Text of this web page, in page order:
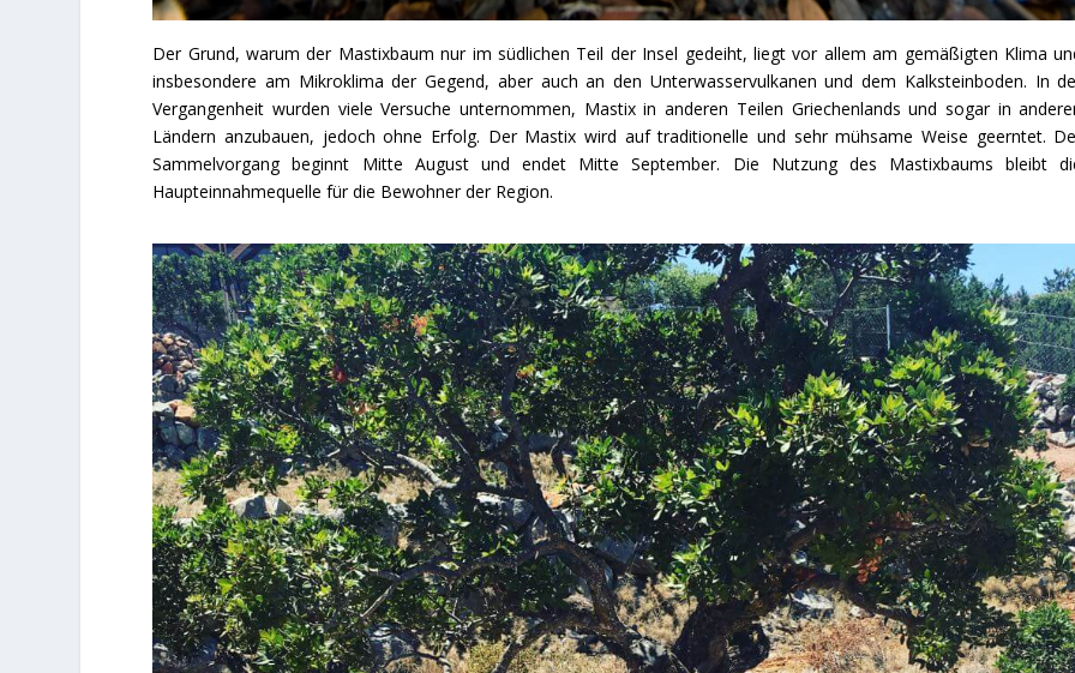
Der Grund, warum der Mastixbaum nur im südlichen Teil der Insel gedeiht, liegt vor allem am gemäßigten Klima
insbesondere am Mikroklima der Gegend, aber auch an den Unterwasservulkanen und dem Kalksteinboden. In
Vergangenheit wurden viele Versuche unternommen, Mastix in anderen Teilen Griechenlands und sogar in
Ländern anzubauen, jedoch ohne Erfolg. Der Mastix wird auf traditionelle und sehr mühsame Weise geerntet.
Sammelvorgang beginnt Mitte August und endet Mitte September. Die Nutzung des Mastixbaums bleibt
Haupteinnahmequelle für die Bewohner der Region.